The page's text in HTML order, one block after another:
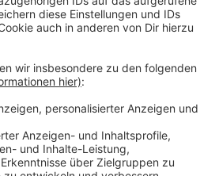
oder Fernsehgeräten ob
im
des Tones ausschließlich durch
der Fernsehgeräte erfolgt,
Minuten nach Spielende der Ton
Geräte wie